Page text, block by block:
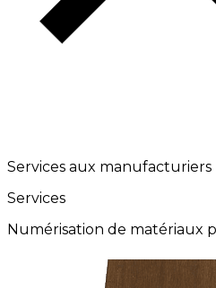
Services aux manufacturiers
Services
Numérisation de matériaux